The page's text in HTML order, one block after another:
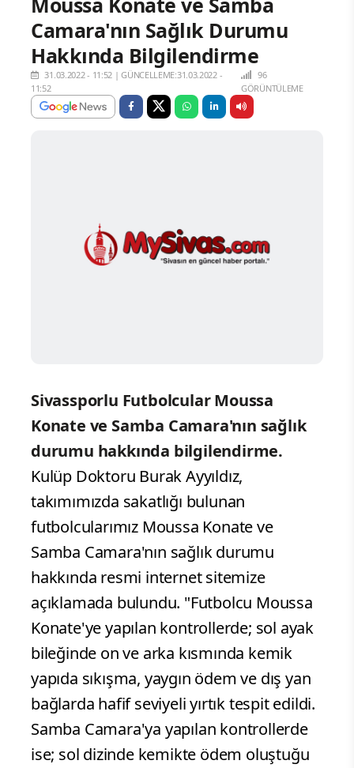
Camara'nın Sağlık Durumu
Hakkında Bilgilendirme
31.03.2022 - 11:52 |GÜNCELLEME:31.03.2022 -
11:52
96
GÖRÜNTÜLEME
Sivassporlu Futbolcular Moussa
Konate ve Samba Camara'nın sağlık
durumu hakkında bilgilendirme.
Kulüp Doktoru Burak Ayyıldız,
takımımızda sakatlığı bulunan
futbolcularımız Moussa Konate ve
Samba Camara'nın sağlık durumu
hakkında resmi internet sitemize
açıklamada bulundu. "Futbolcu Moussa
Konate'ye yapılan kontrollerde; sol ayak
bileğinde on ve arka kısmında kemik
yapıda sıkışma, yaygın ödem ve dış yan
bağlarda hafif seviyeli yırtık tespit edildi.
Samba Camara'ya yapılan kontrollerde
ise; sol dizinde kemikte ödem oluştuğu